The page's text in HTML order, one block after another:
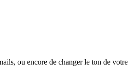
ou encore de changer le ton de votre